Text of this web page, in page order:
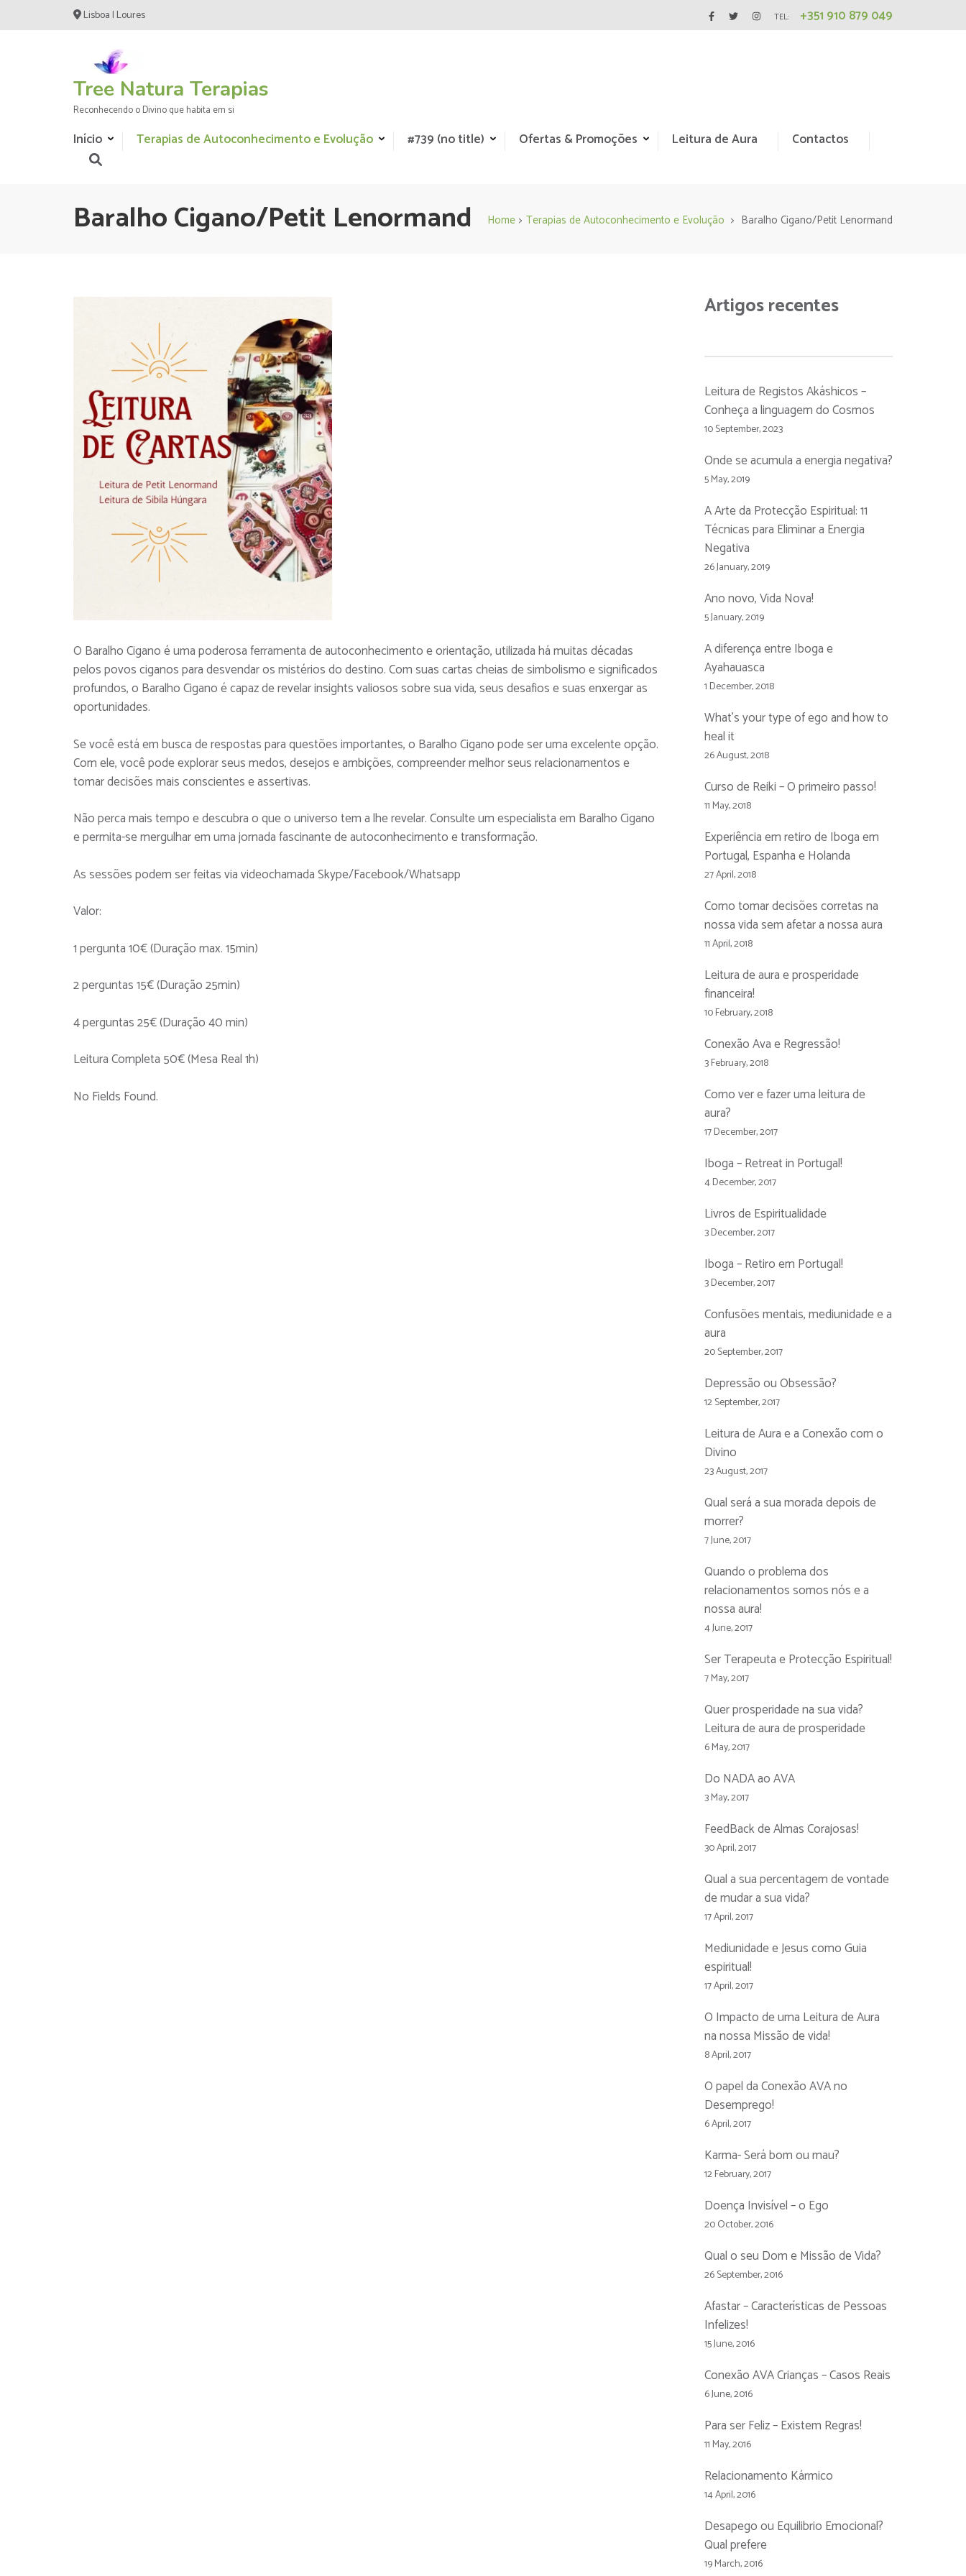
to
Lisboa | Loures TEL: +351 910 879 049
Tree Natura Terapias
Reconhecendo o Divino que habita em si
Início Terapias de Autoconhecimento e Evolução #739 (no title) Ofertas & Promoções Leitura de Aura Contactos
Baralho Cigano/Petit Lenormand Home > Terapias de Autoconhecimento e Evolução > Baralho Cigano/Petit Lenormand
O Baralho Cigano é uma poderosa ferramenta de autoconhecimento e orientação, utilizada há muitas décadas
pelos povos ciganos para desvendar os mistérios do destino. Com suas cartas cheias de simbolismo e significados
profundos, o Baralho Cigano é capaz de revelar insights valiosos sobre sua vida, seus desafios e suas enxergar as
oportunidades.
Se você está em busca de respostas para questões importantes, o Baralho Cigano pode ser uma excelente opção.
Com ele, você pode explorar seus medos, desejos e ambições, compreender melhor seus relacionamentos e
tomar decisões mais conscientes e assertivas.
Não perca mais tempo e descubra o que o universo tem a lhe revelar. Consulte um especialista em Baralho Cigano
e permita-se mergulhar em uma jornada fascinante de autoconhecimento e transformação.
As sessões podem ser feitas via videochamada Skype/Facebook/Whatsapp
Valor:
1 pergunta 10€ (Duração max. 15min)
2 perguntas 15€ (Duração 25min)
4 perguntas 25€ (Duração 40 min)
Leitura Completa 50€ (Mesa Real 1h)
No Fields Found.
Artigos recentes
Leitura de Registos Akáshicos –
Conheça a linguagem do Cosmos
10 September, 2023
Onde se acumula a energia negativa?
5 May, 2019
A Arte da Protecção Espiritual: 11
Técnicas para Eliminar a Energia
Negativa
26 January, 2019
Ano novo, Vida Nova!
5 January, 2019
A diferença entre Iboga e
Ayahauasca
1 December, 2018
What’s your type of ego and how to
heal it
26 August, 2018
Curso de Reiki – O primeiro passo!
11 May, 2018
Experiência em retiro de Iboga em
Portugal, Espanha e Holanda
27 April, 2018
Como tomar decisões corretas na
nossa vida sem afetar a nossa aura
11 April, 2018
Leitura de aura e prosperidade
financeira!
10 February, 2018
Conexão Ava e Regressão!
3 February, 2018
Como ver e fazer uma leitura de
aura?
17 December, 2017
Iboga – Retreat in Portugal!
4 December, 2017
Livros de Espiritualidade
3 December, 2017
Iboga – Retiro em Portugal!
3 December, 2017
Confusões mentais, mediunidade e a
aura
20 September, 2017
Depressão ou Obsessão?
12 September, 2017
Leitura de Aura e a Conexão com o
Divino
23 August, 2017
Qual será a sua morada depois de
morrer?
7 June, 2017
Quando o problema dos
relacionamentos somos nós e a
nossa aura!
4 June, 2017
Ser Terapeuta e Protecção Espiritual!
7 May, 2017
Quer prosperidade na sua vida?
Leitura de aura de prosperidade
6 May, 2017
Do NADA ao AVA
3 May, 2017
FeedBack de Almas Corajosas!
30 April, 2017
Qual a sua percentagem de vontade
de mudar a sua vida?
17 April, 2017
Mediunidade e Jesus como Guia
espiritual!
17 April, 2017
O Impacto de uma Leitura de Aura
na nossa Missão de vida!
8 April, 2017
O papel da Conexão AVA no
Desemprego!
6 April, 2017
Karma- Será bom ou mau?
12 February, 2017
Doença Invisível – o Ego
20 October, 2016
Qual o seu Dom e Missão de Vida?
26 September, 2016
Afastar – Características de Pessoas
Infelizes!
15 June, 2016
Conexão AVA Crianças – Casos Reais
6 June, 2016
Para ser Feliz – Existem Regras!
11 May, 2016
Relacionamento Kármico
14 April, 2016
Desapego ou Equilibrio Emocional?
Qual prefere
19 March, 2016